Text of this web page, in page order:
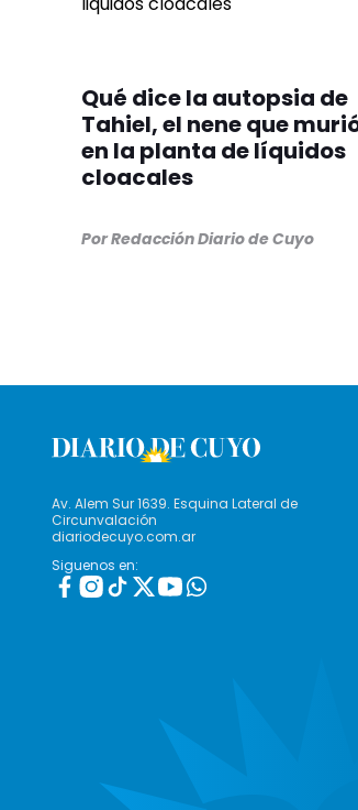
Qué dice la autopsia de
Tahiel, el nene que
en la planta de líquidos
cloacales
PorRedacción Diario de Cuyo
Av. Alem Sur 1639. Esquina Lateral de
Circunvalación
diariodecuyo.com.ar
Siguenos en: